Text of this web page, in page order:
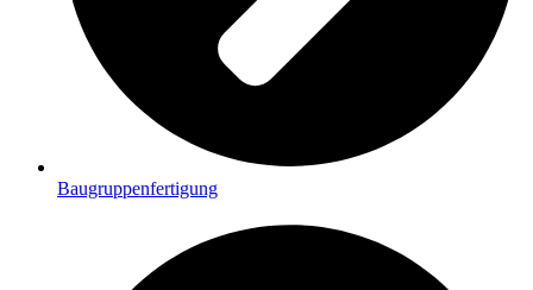
Baugruppenfertigung